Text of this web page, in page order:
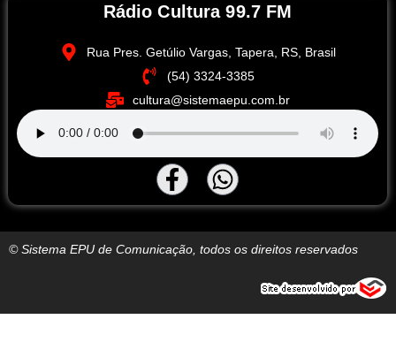
Rádio Cultura 99.7 FM
Rua Pres. Getúlio Vargas, Tapera, RS, Brasil
(54) 3324-3385
cultura@sistemaepu.com.br
© Sistema EPU de Comunicação, todos os direitos reservados